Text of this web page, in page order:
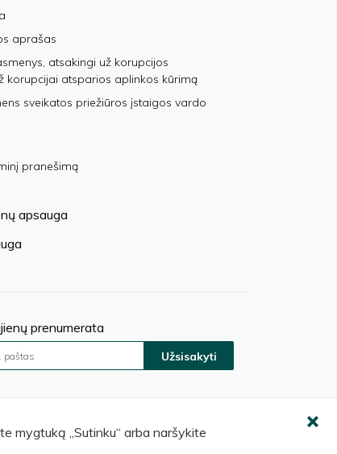
aprašas
atsakingi už korupcijos
korupcijai atsparios aplinkos kūrimą
sveikatos priežiūros įstaigos vardo
pranešimą
apsauga
prenumerata
Užsisakyti
mygtuką „Sutinku“ arba naršykite